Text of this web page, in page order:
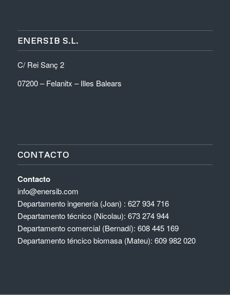
ENERSIB S.L.
C/ Rei Sanç 2
07200 – Felanitx – Illes Balears
CONTACTO
Contacto
info@enersib.com
Departamento ingenería (Joan) : 627 934 716
Departamento técnico (Nicolau): 673 274 944
Departamento comercial (Bernadí): 608 445 169
Departamento téncico biomasa (Mateu): 609 982 020